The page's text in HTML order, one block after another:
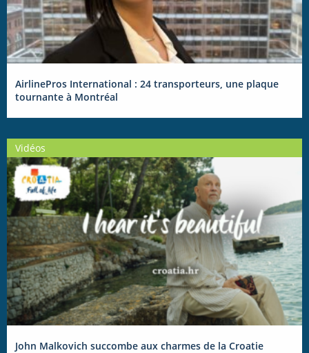
AirlinePros International : 24 transporteurs, une plaque
tournante à Montréal
Vidéos
John Malkovich succombe aux charmes de la Croatie